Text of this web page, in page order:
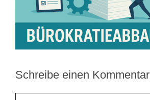
Schreibe einen Kommentar